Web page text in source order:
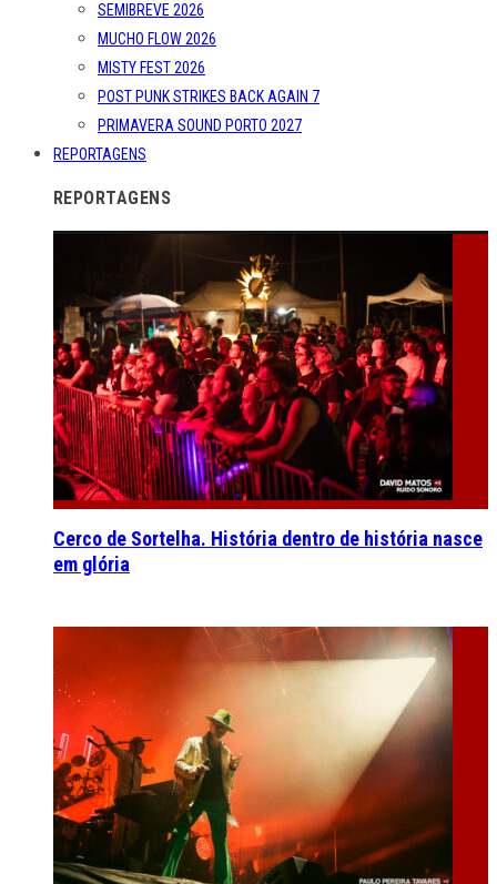
SEMIBREVE 2026
MUCHO FLOW 2026
MISTY FEST 2026
POST PUNK STRIKES BACK AGAIN 7
PRIMAVERA SOUND PORTO 2027
REPORTAGENS
REPORTAGENS
Cerco de Sortelha. História dentro de história nasce
em glória